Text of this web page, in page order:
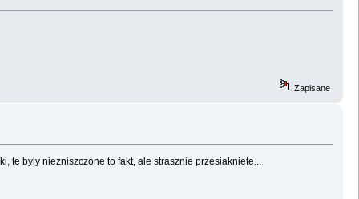
Zapisane
te byly niezniszczone to fakt, ale strasznie przesiakniete...